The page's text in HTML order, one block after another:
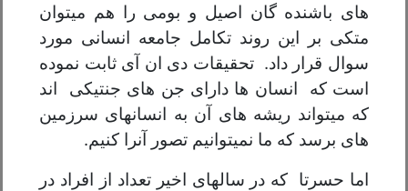
های باشنده گان اصیل و بومی را هم میتوان
متکی بر این روند تکامل جامعه انسانی مورد
سوال قرار داد. تحقیقات دی ان آی ثابت نموده
است که انسان ها دارای جن های جنتیکی اند
که میتواند ریشه های آن به انسانهای سرزمین
های برسد که ما نمیتوانیم تصور آنرا کنیم.
اما حسرتا که در سالهای اخیر تعداد از افراد در